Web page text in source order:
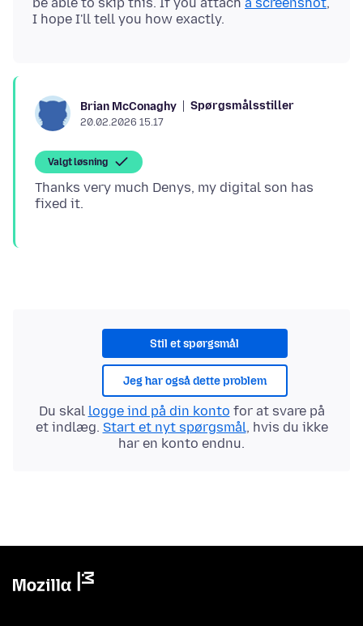
Brian McConaghy Spørgsmålsstiller
20.02.2026 15.17
Valgt løsning
Thanks very much Denys, my digital son has
Stil et spørgsmål
Jeg har også dette problem
Du skal logge ind på din konto for at svare på
et indlæg. Start et nyt spørgsmål, hvis du ikke
har en konto endnu.